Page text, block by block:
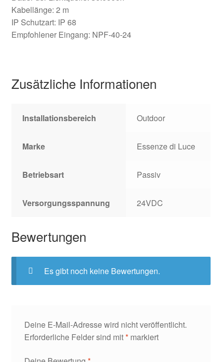
Kabellänge: 2 m
IP Schutzart: IP 68
Empfohlener Eingang: NPF-40-24
Zusätzliche Informationen
Installationsbereich Outdoor
Marke Essenze di Luce
Betriebsart Passiv
Versorgungsspannung 24VDC
Bewertungen
Es gibt noch keine Bewertungen.
Deine E-Mail-Adresse wird nicht veröffentlicht.
Erforderliche Felder sind mit*markiert